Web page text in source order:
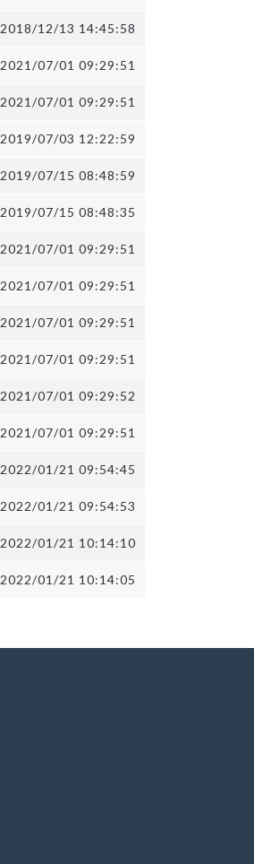
2018/12/13 14:45:58
2021/07/01 09:29:51
2021/07/01 09:29:51
2019/07/03 12:22:59
2019/07/15 08:48:59
2019/07/15 08:48:35
2021/07/01 09:29:51
2021/07/01 09:29:51
2021/07/01 09:29:51
2021/07/01 09:29:51
2021/07/01 09:29:52
2021/07/01 09:29:51
2022/01/21 09:54:45
2022/01/21 09:54:53
2022/01/21 10:14:10
2022/01/21 10:14:05